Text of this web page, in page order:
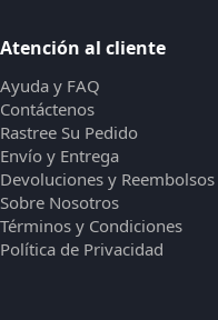
Atención al cliente
Ayuda y FAQ
Contáctenos
Rastree Su Pedido
Envío y Entrega
Devoluciones y Reembolsos
Sobre Nosotros
Términos y Condiciones
Política de Privacidad